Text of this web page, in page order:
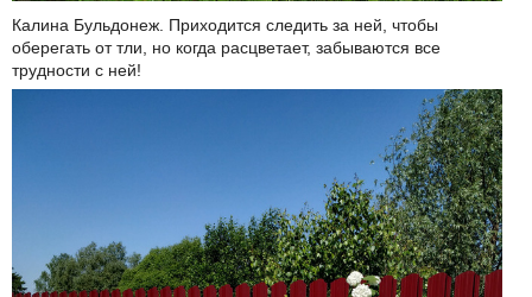
Калина Бульдонеж. Приходится следить за ней, чтобы
оберегать от тли, но когда расцветает, забываются все
трудности с ней!